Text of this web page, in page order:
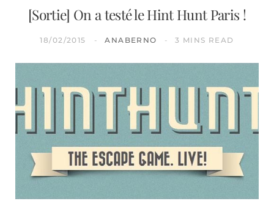
[Sortie] On a testé le Hint Hunt Paris !
18/02/2015 ANABERNO 3 MINS READ